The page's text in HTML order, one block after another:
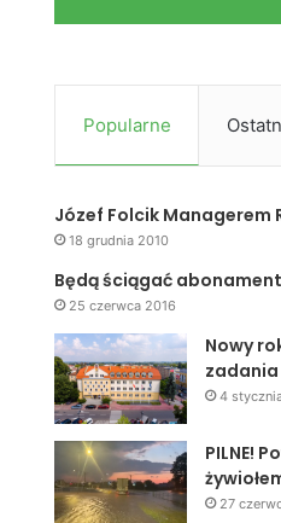
Popularne
Józef Folcik Managerem
18 grudnia 2010
Będą ściągać
25 czerwca 2016
Nowy
zadania
4
PILNE!
27